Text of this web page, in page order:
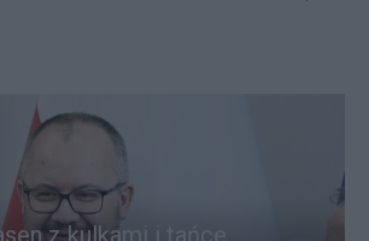
z kulkami i tańce